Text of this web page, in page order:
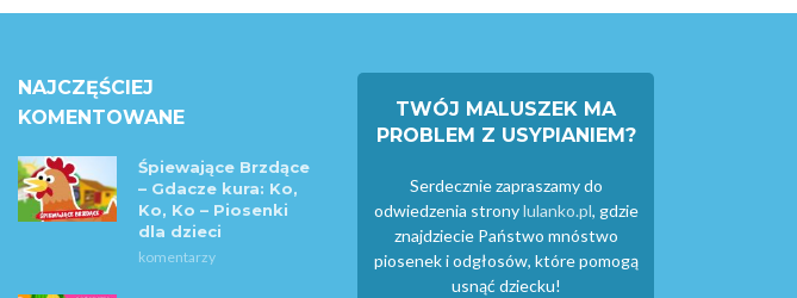
NAJCZĘŚCIEJ
KOMENTOWANE
Śpiewające Brzdące
– Gdacze kura: Ko,
Ko, Ko – Piosenki
dla dzieci
komentarzy
TWÓJ MALUSZEK MA
PROBLEM Z USYPIANIEM?
Serdecznie zapraszamy do
odwiedzenia stronylulanko.pl, gdzie
znajdziecie Państwo mnóstwo
piosenek i odgłosów, które pomogą
usnąć dziecku!